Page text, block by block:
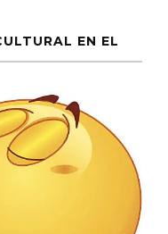
EN EL